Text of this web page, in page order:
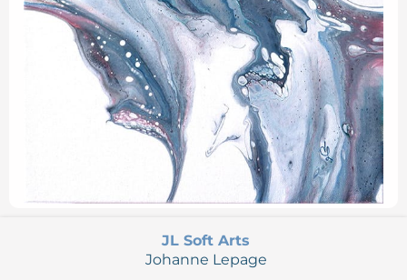
JL Soft Arts
Johanne Lepage